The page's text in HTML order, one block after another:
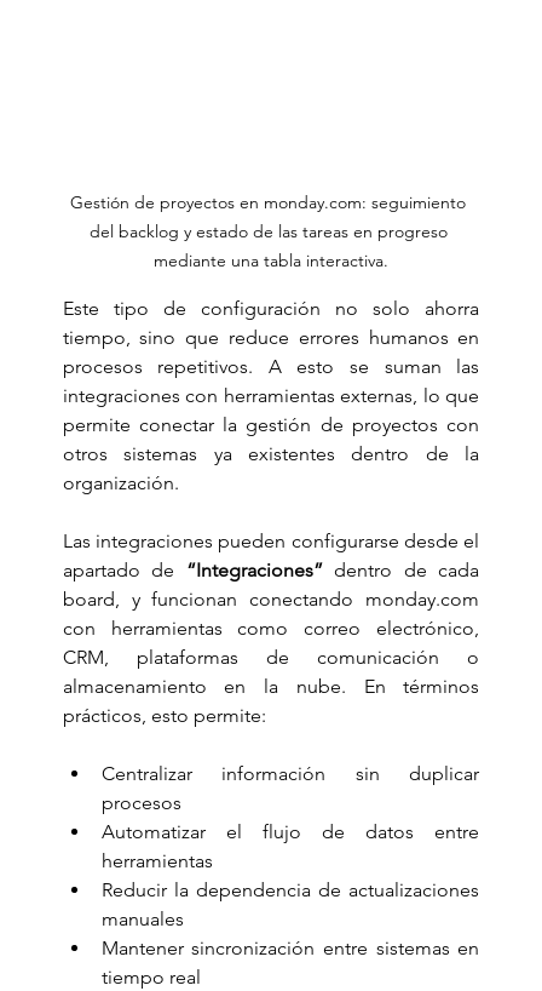
Gestión de proyectos en monday.com: seguimiento
del backlog y estado de las tareas en progreso
mediante una tabla interactiva.
Este tipo de configuración no solo ahorra
tiempo, sino que reduce errores humanos en
procesos repetitivos. A esto se suman las
integraciones con herramientas externas, lo que
permite conectar la gestión de proyectos con
otros sistemas ya existentes dentro de la
organización.
Las integraciones pueden configurarse desde el
apartado de “Integraciones” dentro de cada
board, y funcionan conectando monday.com
con herramientas como correo electrónico,
CRM, plataformas de comunicación o
almacenamiento en la nube. En términos
prácticos, esto permite:
Centralizar información sin duplicar
procesos
Automatizar el flujo de datos entre
herramientas
Reducir la dependencia de actualizaciones
manuales
Mantener sincronización entre sistemas en
tiempo real